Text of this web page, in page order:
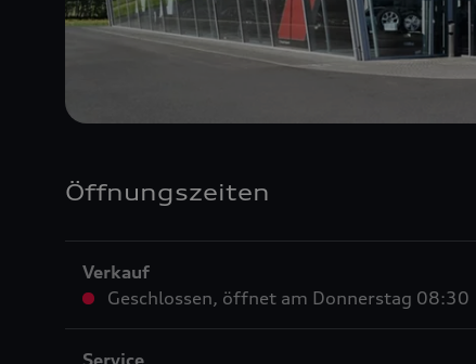
Öffnungszeiten
Verkauf
Geschlossen, öffnet am Donnerstag 08:30